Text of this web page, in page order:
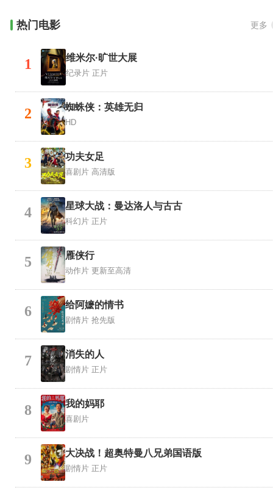
热门电影 更多
1 维米尔·旷世大展
纪录片 正片
2 蜘蛛侠：英雄无归
HD
3 功夫女足
喜剧片 高清版
4 星球大战：曼达洛人与古古
科幻片 正片
5 雁侠行
动作片 更新至高清
6 给阿嬷的情书
剧情片 抢先版
7 消失的人
剧情片 正片
8 我的妈耶
喜剧片
9 大决战！超奥特曼八兄弟国语版
剧情片 正片